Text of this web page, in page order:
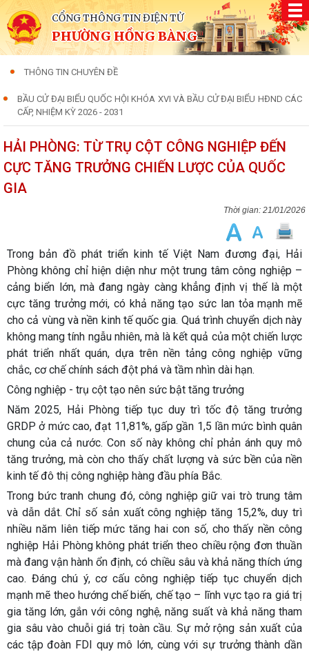
CỔNG THÔNG TIN ĐIỆN TỬ
PHƯỜNG HỒNG BÀNG
THÔNG TIN CHUYÊN ĐỀ
BẦU CỬ ĐẠI BIỂU QUỐC HỘI KHÓA XVI VÀ BẦU CỬ ĐẠI BIỂU HĐND CÁC
CẤP, NHIỆM KỲ 2026 - 2031
HẢI PHÒNG: TỪ TRỤ CỘT CÔNG NGHIỆP ĐẾN
CỰC TĂNG TRƯỞNG CHIẾN LƯỢC CỦA QUỐC
GIA
21/01/2026
Trong bản đồ phát triển kinh tế Việt Nam đương đại, Hải
Phòng không chỉ hiện diện như một trung tâm công nghiệp –
cảng biển lớn, mà đang ngày càng khẳng định vị thế là một
cực tăng trưởng mới, có khả năng tạo sức lan tỏa mạnh mẽ
cho cả vùng và nền kinh tế quốc gia. Quá trình chuyển dịch này
không mang tính ngẫu nhiên, mà là kết quả của một chiến lược
phát triển nhất quán, dựa trên nền tảng công nghiệp vững
chắc, cơ chế chính sách đột phá và tầm nhìn dài hạn.
Công nghiệp - trụ cột tạo nên sức bật tăng trưởng
Năm 2025, Hải Phòng tiếp tục duy trì tốc độ tăng trưởng
GRDP ở mức cao, đạt 11,81%, gấp gần 1,5 lần mức bình quân
chung của cả nước. Con số này không chỉ phản ánh quy mô
tăng trưởng, mà còn cho thấy chất lượng và sức bền của nền
kinh tế đô thị công nghiệp hàng đầu phía Bắc.
Trong bức tranh chung đó, công nghiệp giữ vai trò trung tâm
và dẫn dắt. Chỉ số sản xuất công nghiệp tăng 15,2%, duy trì
nhiều năm liên tiếp mức tăng hai con số, cho thấy nền công
nghiệp Hải Phòng không phát triển theo chiều rộng đơn thuần
mà đang vận hành ổn định, có chiều sâu và khả năng thích ứng
cao. Đáng chú ý, cơ cấu công nghiệp tiếp tục chuyển dịch
mạnh mẽ theo hướng chế biến, chế tạo – lĩnh vực tạo ra giá trị
gia tăng lớn, gắn với công nghệ, năng suất và khả năng tham
gia sâu vào chuỗi giá trị toàn cầu. Sự mở rộng sản xuất của
các tập đoàn FDI quy mô lớn, cùng với sự trưởng thành dần